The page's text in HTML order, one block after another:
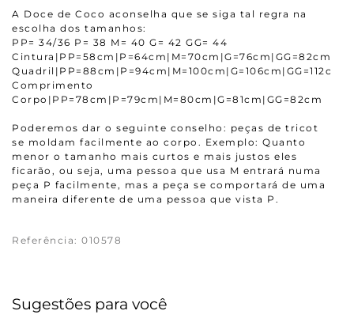
A Doce de Coco aconselha que se siga tal regra na
escolha dos tamanhos:
PP= 34/36 P= 38 M= 40 G= 42 GG= 44
Cintura|PP=58cm|P=64cm|M=70cm|G=76cm|GG=82cm
Quadril|PP=88cm|P=94cm|M=100cm|G=106cm|GG=112cm
Comprimento
Corpo|PP=78cm|P=79cm|M=80cm|G=81cm|GG=82cm
Poderemos dar o seguinte conselho: peças de tricot
se moldam facilmente ao corpo. Exemplo: Quanto
menor o tamanho mais curtos e mais justos eles
ficarão, ou seja, uma pessoa que usa M entrará numa
peça P facilmente, mas a peça se comportará de uma
maneira diferente de uma pessoa que vista P.
Referência: 010578
Sugestões para você